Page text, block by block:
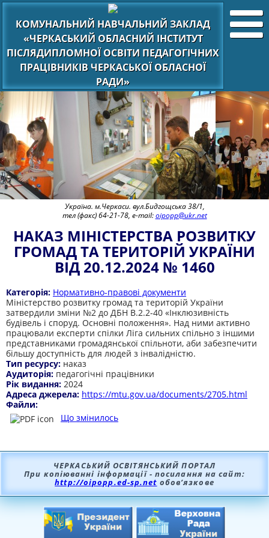
КОМУНАЛЬНИЙ НАВЧАЛЬНИЙ ЗАКЛАД
«ЧЕРКАСЬКИЙ ОБЛАСНИЙ ІНСТИТУТ
ПІСЛЯДИПЛОМНОЇ ОСВІТИ ПЕДАГОГІЧНИХ
ПРАЦІВНИКІВ ЧЕРКАСЬКОЇ ОБЛАСНОЇ
РАДИ»
Україна. м.Черкаси. вул.Бидгощська 38/1,
тел (факс) 64-21-78, e-mail:oipopp@ukr.net
НАКАЗ МІНІСТЕРСТВА РОЗВИТКУ
ГРОМАД ТА ТЕРИТОРІЙ УКРАЇНИ
ВІД 20.12.2024 № 1460
Категорія: Нормативно-правові документи
Міністерство розвитку громад та територій України
затвердили зміни №2 до ДБН В.2.2-40 «Інклюзивність
будівель і споруд. Основні положення». Над ними активно
працювали експерти спілки Ліга сильних спільно з іншими
представниками громадянської спільноти, аби забезпечити
більшу доступність для людей з інвалідністю.
Тип ресурсу: наказ
Аудиторія: педагогічні працівники
Рік видання: 2024
Адреса джерела: https://mtu.gov.ua/documents/2705.html
Файли:
Що змінилось
ЧЕРКАСЬКИЙ ОСВІТЯНСЬКИЙ ПОРТАЛ
При копіюванні інформації - посилання на сайт:
http://oipopp.ed-sp.net обов’язкове